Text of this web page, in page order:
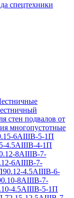
спецтехники
стен подвалов от
многопустотные
6АIIIВ-5-1П
4.5АIIIВ-4-1П
8АIIIВ-7-
6АIIIВ-7-
4.5АIIIВ-6-
8АIIIВ-7-
4.5АIIIВ-5-1П